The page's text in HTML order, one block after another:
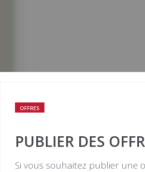
OFFRES
PUBLIER DES
Si vous souhaitez publier une